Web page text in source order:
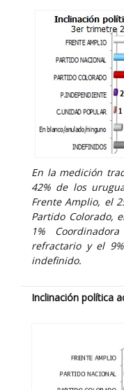
En la medición
42% de los
Frente Amplio, el
Partido Colorado,
1%
refractario y el
indefinido.
Inclinación política